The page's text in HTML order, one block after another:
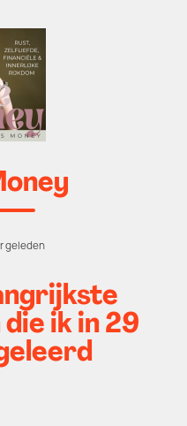
geleden
ik in 29